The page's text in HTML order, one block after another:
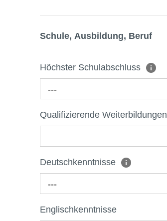
Schule, Ausbildung, Beruf
Höchster Schulabschluss
---
Qualifizierende Weiterbildungen
Deutschkenntnisse
---
Englischkenntnisse